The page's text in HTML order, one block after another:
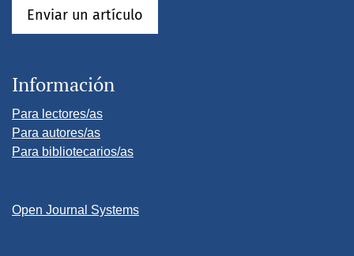
Enviar un artículo
Información
Para lectores/as
Para autores/as
Para bibliotecarios/as
Open Journal Systems